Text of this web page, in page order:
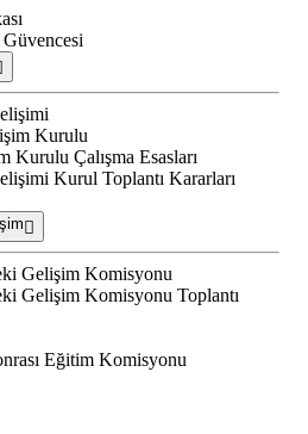
Kurulu
Kurulu Çalışma Esasları
Kurul Toplantı Kararları
Gelişim Komisyonu
Gelişim Komisyonu Toplantı
Eğitim Komisyonu